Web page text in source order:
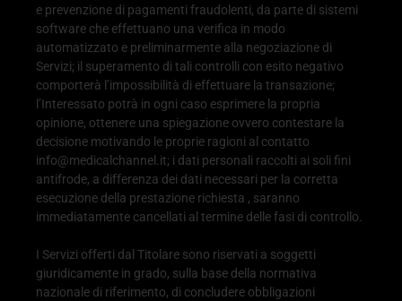
e prevenzione di pagamenti fraudolenti, da parte di sistemi
software che effettuano una verifica in modo
automatizzato e preliminarmente alla negoziazione di
Servizi; il superamento di tali controlli con esito negativo
comporterà l’impossibilità di effettuare la transazione;
l’Interessato potrà in ogni caso esprimere la propria
opinione, ottenere una spiegazione ovvero contestare la
decisione motivando le proprie ragioni al contatto
info@medicalchannel.it; i dati personali raccolti ai soli fini
antifrode, a differenza dei dati necessari per la corretta
esecuzione della prestazione richiesta , saranno
immediatamente cancellati al termine delle fasi di controllo.
I Servizi offerti dal Titolare sono riservati a soggetti
giuridicamente in grado, sulla base della normativa
nazionale di riferimento, di concludere obbligazioni